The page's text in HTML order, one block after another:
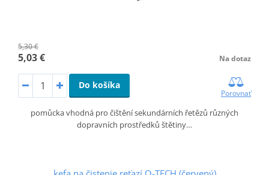
5,30 €
5,03 € Na dotaz
Do košíka
Porovnať
pomůcka vhodná pro čištění sekundárních řetězů různých
dopravních prostředků štětiny…